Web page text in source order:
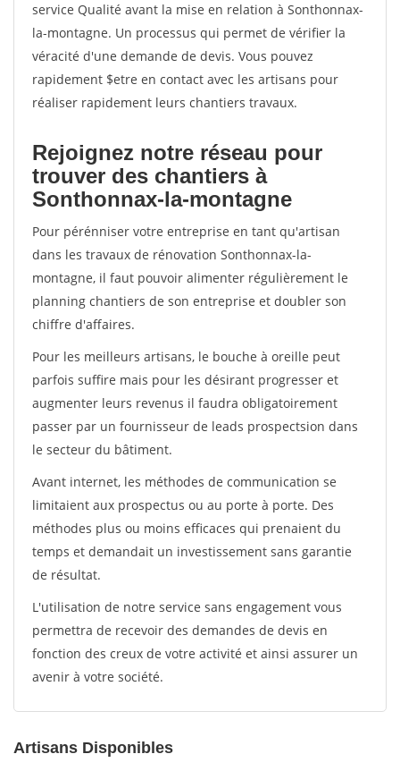
service Qualité avant la mise en relation à Sonthonnax-
la-montagne. Un processus qui permet de vérifier la
véracité d'une demande de devis. Vous pouvez
rapidement $etre en contact avec les artisans pour
réaliser rapidement leurs chantiers travaux.
Rejoignez notre réseau pour
trouver des chantiers à
Sonthonnax-la-montagne
Pour pérénniser votre entreprise en tant qu'artisan
dans les travaux de rénovation Sonthonnax-la-
montagne, il faut pouvoir alimenter régulièrement le
planning chantiers de son entreprise et doubler son
chiffre d'affaires.
Pour les meilleurs artisans, le bouche à oreille peut
parfois suffire mais pour les désirant progresser et
augmenter leurs revenus il faudra obligatoirement
passer par un fournisseur de leads prospectsion dans
le secteur du bâtiment.
Avant internet, les méthodes de communication se
limitaient aux prospectus ou au porte à porte. Des
méthodes plus ou moins efficaces qui prenaient du
temps et demandait un investissement sans garantie
de résultat.
L'utilisation de notre service sans engagement vous
permettra de recevoir des demandes de devis en
fonction des creux de votre activité et ainsi assurer un
avenir à votre société.
Artisans Disponibles